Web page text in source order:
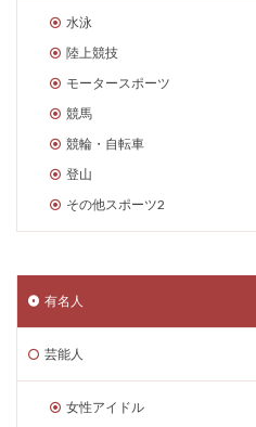
水泳
陸上競技
モータースポーツ
競馬
競輪・自転車
登山
その他スポーツ2
有名人
芸能人
女性アイドル